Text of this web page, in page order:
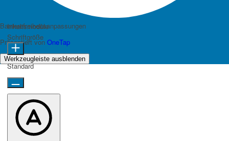
Barrierefreiheitsanpassungen
Präsentiert von OneTap
Werkzeugleiste ausblenden
Inhaltsmodule
Schriftgröße
Standard